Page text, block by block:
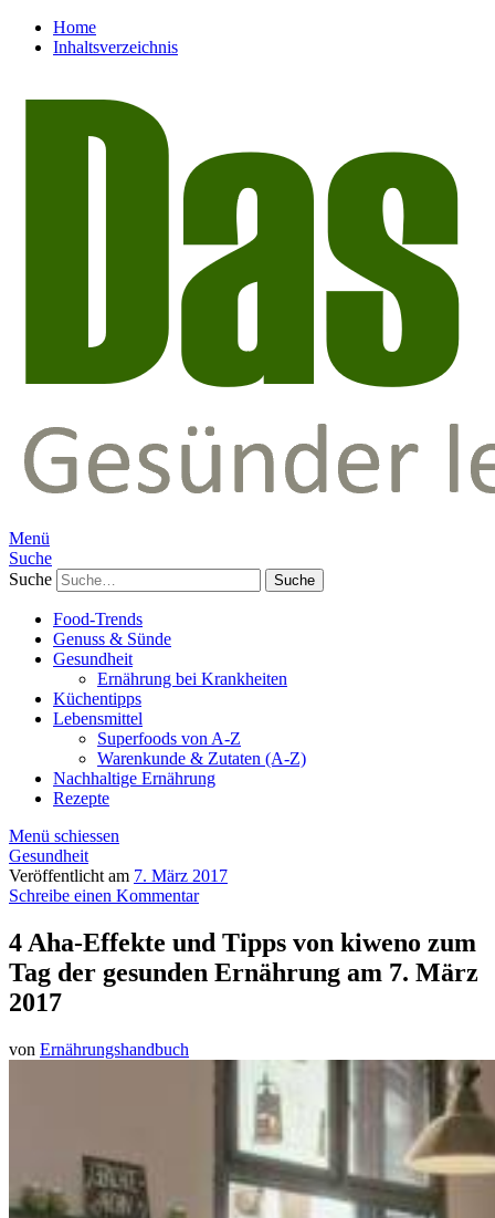
Home
Inhaltsverzeichnis
Menü
Suche
Suche
Food-Trends
Genuss & Sünde
Gesundheit
Ernährung bei Krankheiten
Küchentipps
Lebensmittel
Superfoods von A-Z
Warenkunde & Zutaten (A-Z)
Nachhaltige Ernährung
Rezepte
Menü schiessen
Gesundheit
Veröffentlicht am 7. März 2017
Schreibe einen Kommentar
4 Aha-Effekte und Tipps von kiweno zum
Tag der gesunden Ernährung am 7. März
2017
von Ernährungshandbuch